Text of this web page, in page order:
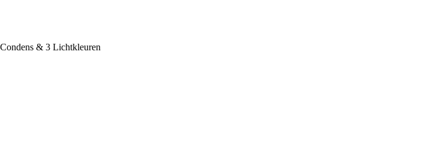
& 3 Lichtkleuren